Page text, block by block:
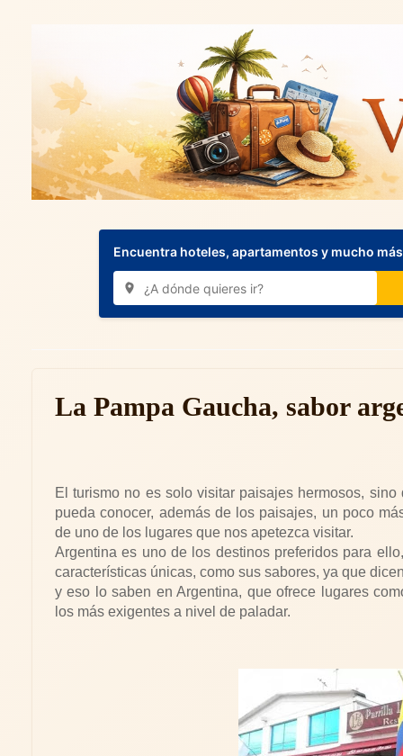
Encuentra hoteles, apartamentos y mucho
La Pampa Gaucha, sabor
El turismo no es solo visitar paisajes hermosos,
pueda conocer, además de los paisajes, un poco
de uno de los lugares que nos apetezca visitar.
Argentina es uno de los destinos preferidos para
características únicas, como sus sabores, ya que
y eso lo saben en Argentina, que ofrece lugares
los más exigentes a nivel de paladar.